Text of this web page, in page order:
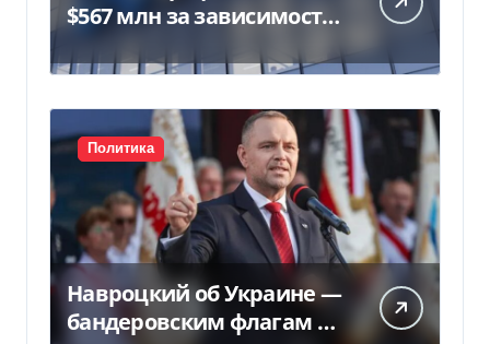
$567 млн за зависимость
у подростков
Политика
Навроцкий об Украине —
бандеровским флагам не